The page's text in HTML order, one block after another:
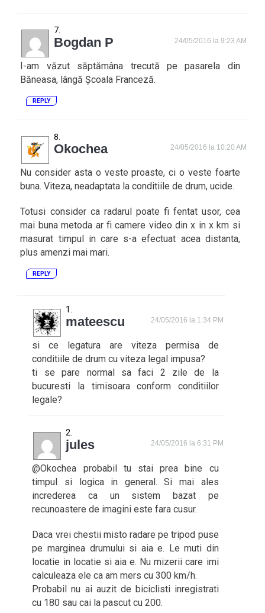
Bogdan P 24/05/2016 la 9:23 AM
I-am văzut săptămâna trecută pe pasarela din
Băneasa, lângă Școala Franceză.
REPLY
Okochea 24/05/2016 la 10:20 AM
Nu consider asta o veste proaste, ci o veste foarte
buna. Viteza, neadaptata la conditiile de drum, ucide.
Totusi consider ca radarul poate fi fentat usor, cea
mai buna metoda ar fi camere video din x in x km si
masurat timpul in care s-a efectuat acea distanta,
plus amenzi mai mari.
REPLY
mateescu 24/05/2016 la 1:34 PM
si ce legatura are viteza permisa de
conditiile de drum cu viteza legal impusa?
ti se pare normal sa faci 2 zile de la
bucuresti la timisoara conform conditiilor
legale?
jules 24/05/2016 la 6:31 PM
@Okochea probabil tu stai prea bine cu
timpul si logica in general. Si mai ales
increderea ca un sistem bazat pe
recunoastere de imagini este fara cusur.
Daca vrei chestii misto radare pe tripod puse
pe marginea drumului si aia e. Le muti din
locatie in locatie si aia e. Nu mizerii care imi
calculeaza ele ca am mers cu 300 km/h.
Probabil nu ai auzit de biciclisti inregistrati
cu 180 sau cai la pascut cu 200.